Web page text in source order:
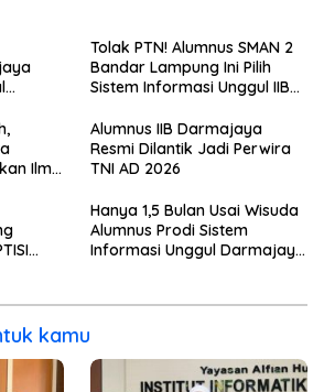
Tolak PTN! Alumnus SMAN 2
Bandar Lampung Ini Pilih
Sistem Informasi Unggul IIB
Haru
Ilmu
Alumnus IIB Darmajaya
Resmi Dilantik Jadi Perwira
TNI AD 2026
Hanya 1,5 Bulan Usai Wisuda
Alumnus Prodi Sistem
Informasi Unggul Darmajaya
kamu